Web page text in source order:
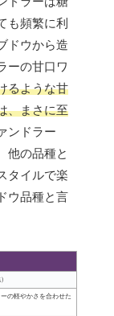
も頻繁に利
ドウから造
ーの甘口ワ
るような甘
、まさに至
ンドラー
他の品種と
タイルで楽
ウ品種と言
の軽やかさを合わせた